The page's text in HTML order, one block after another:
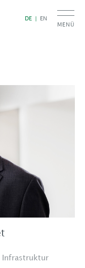
MENÜ
DE EN
Infrastruktur